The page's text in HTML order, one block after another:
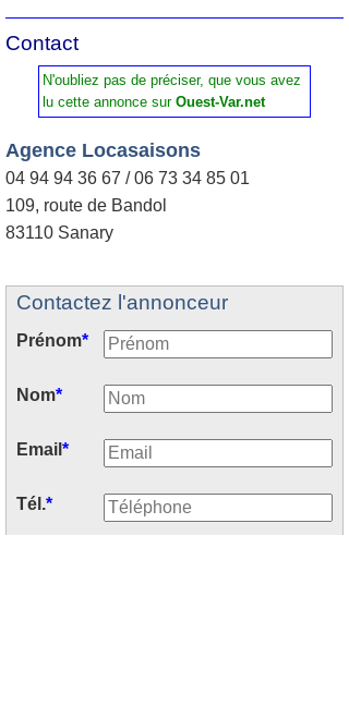
Contact
N'oubliez pas de préciser, que vous avez
lu cette annonce sur Ouest-Var.net
Agence Locasaisons
04 94 94 36 67 / 06 73 34 85 01
109, route de Bandol
83110 Sanary
Contactez l'annonceur
Prénom*
Nom*
Email *
Tél.*